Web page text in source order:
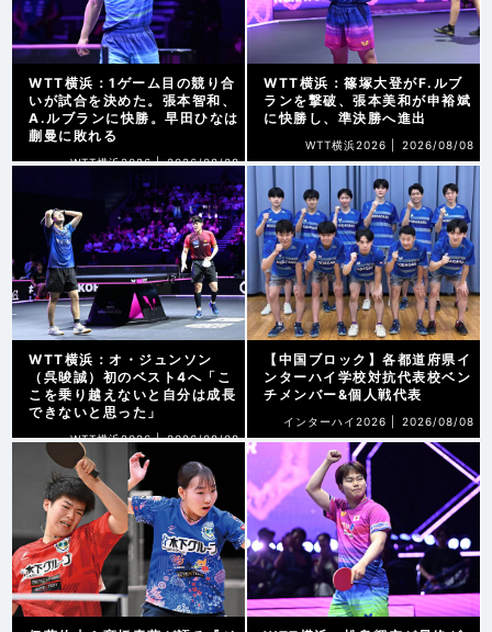
WTT横浜：1ゲーム目の競り合
いが試合を決めた。張本智和、
A.ルブランに快勝。早田ひなは
蒯曼に敗れる
WTT横浜2026 | 2026/08/08
WTT横浜：篠塚大登がF.ルブ
ランを撃破、張本美和が申裕斌
に快勝し、準決勝へ進出
WTT横浜2026 | 2026/08/08
WTT横浜：オ・ジュンソン
（呉晙誠）初のベスト4へ「こ
こを乗り越えないと自分は成長
できないと思った」
WTT横浜2026 | 2026/08/08
【中国ブロック】各都道府県イ
ンターハイ学校対抗代表校ベン
チメンバー&個人戦代表
インターハイ2026 | 2026/08/08